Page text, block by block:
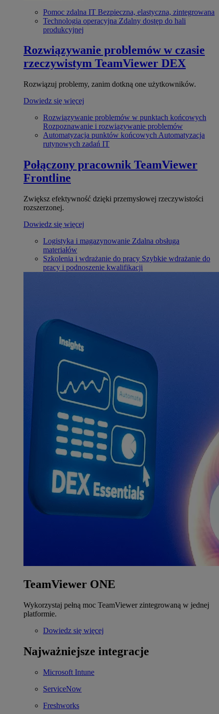
Pomoc zdalna IT Bezpieczna, elastyczna, zintegrowana
Technologia operacyjna Zdalny dostęp do hali
produkcyjnej
Rozwiązywanie problemów w czasie
rzeczywistym TeamViewer DEX
Rozwiązuj problemy, zanim dotkną one użytkowników.
Dowiedz się więcej
Rozwiązywanie problemów w punktach końcowych
Rozpoznawanie i rozwiązywanie problemów
Automatyzacja punktów końcowych Automatyzacja
rutynowych zadań IT
Połączony pracownik TeamViewer
Frontline
Zwiększ efektywność dzięki przemysłowej rzeczywistości
rozszerzonej.
Dowiedz się więcej
Logistyka i magazynowanie Zdalna obsługa
materiałów
Szkolenia i wdrażanie do pracy Szybkie wdrażanie do
pracy i podnoszenie kwalifikacji
TeamViewer ONE
Wykorzystaj pełną moc TeamViewer zintegrowaną w jednej
platformie.
Dowiedz się więcej
Najważniejsze integracje
Microsoft Intune
ServiceNow
Freshworks